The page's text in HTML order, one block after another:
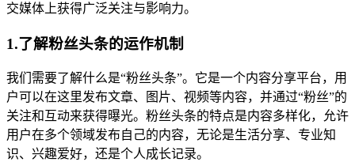
交媒体上获得广泛关注与影响力。
1.了解粉丝头条的运作机制
我们需要了解什么是“粉丝头条”。它是一个内容分享平台，用
户可以在这里发布文章、图片、视频等内容，并通过“粉丝”的
关注和互动来获得曝光。粉丝头条的特点是内容多样化，允许
用户在多个领域发布自己的内容，无论是生活分享、专业知
识、兴趣爱好，还是个人成长记录。